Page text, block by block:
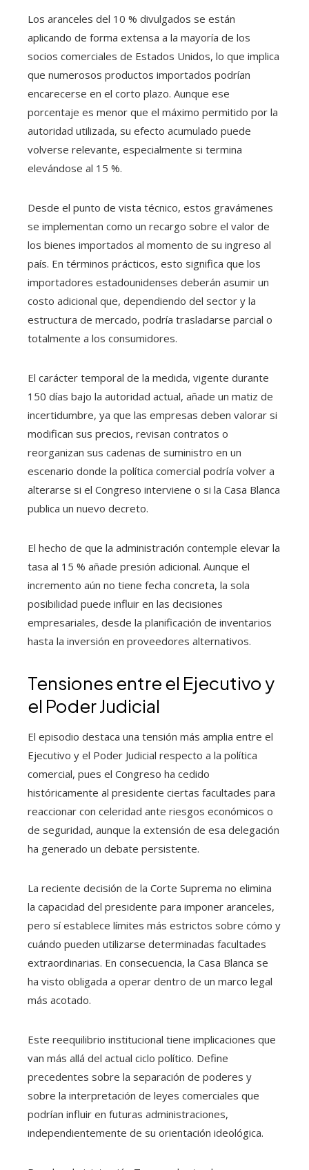
Los aranceles del 10 % divulgados se están
aplicando de forma extensa a la mayoría de los
socios comerciales de Estados Unidos, lo que implica
que numerosos productos importados podrían
encarecerse en el corto plazo. Aunque ese
porcentaje es menor que el máximo permitido por la
autoridad utilizada, su efecto acumulado puede
volverse relevante, especialmente si termina
elevándose al 15 %.
Desde el punto de vista técnico, estos gravámenes
se implementan como un recargo sobre el valor de
los bienes importados al momento de su ingreso al
país. En términos prácticos, esto significa que los
importadores estadounidenses deberán asumir un
costo adicional que, dependiendo del sector y la
estructura de mercado, podría trasladarse parcial o
totalmente a los consumidores.
El carácter temporal de la medida, vigente durante
150 días bajo la autoridad actual, añade un matiz de
incertidumbre, ya que las empresas deben valorar si
modifican sus precios, revisan contratos o
reorganizan sus cadenas de suministro en un
escenario donde la política comercial podría volver a
alterarse si el Congreso interviene o si la Casa Blanca
publica un nuevo decreto.
El hecho de que la administración contemple elevar la
tasa al 15 % añade presión adicional. Aunque el
incremento aún no tiene fecha concreta, la sola
posibilidad puede influir en las decisiones
empresariales, desde la planificación de inventarios
hasta la inversión en proveedores alternativos.
Tensiones entre el Ejecutivo y
el Poder Judicial
El episodio destaca una tensión más amplia entre el
Ejecutivo y el Poder Judicial respecto a la política
comercial, pues el Congreso ha cedido
históricamente al presidente ciertas facultades para
reaccionar con celeridad ante riesgos económicos o
de seguridad, aunque la extensión de esa delegación
ha generado un debate persistente.
La reciente decisión de la Corte Suprema no elimina
la capacidad del presidente para imponer aranceles,
pero sí establece límites más estrictos sobre cómo y
cuándo pueden utilizarse determinadas facultades
extraordinarias. En consecuencia, la Casa Blanca se
ha visto obligada a operar dentro de un marco legal
más acotado.
Este reequilibrio institucional tiene implicaciones que
van más allá del actual ciclo político. Define
precedentes sobre la separación de poderes y
sobre la interpretación de leyes comerciales que
podrían influir en futuras administraciones,
independientemente de su orientación ideológica.